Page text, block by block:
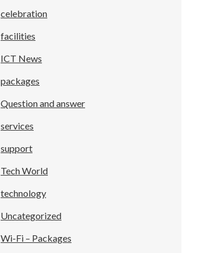
celebration
facilities
ICT News
packages
Question and answer
services
support
Tech World
technology
Uncategorized
Wi-Fi – Packages